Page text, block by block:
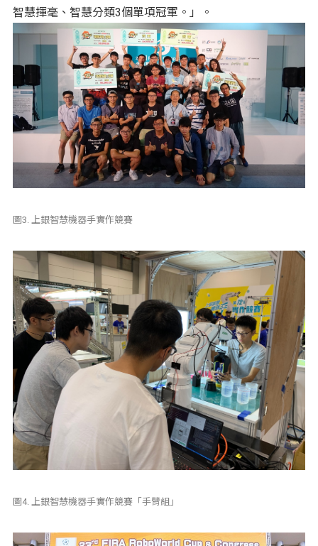
智慧揮毫、智慧分類3個單項冠軍。」。
圖3. 上銀智慧機器手實作競賽
圖4. 上銀智慧機器手實作競賽「手臂組」